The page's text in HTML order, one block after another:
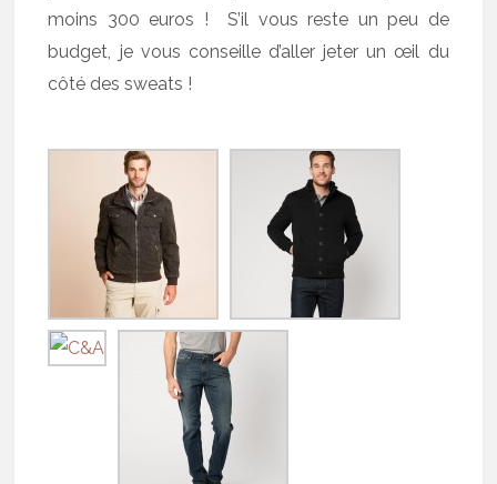
moins 300 euros ! S’il vous reste un peu de
budget, je vous conseille d’aller jeter un œil du
côté des sweats !